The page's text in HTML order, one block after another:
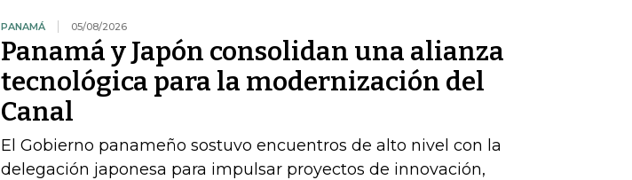
PANAMÁ 05/08/2026
Panamá y Japón consolidan una alianza
tecnológica para la modernización del
Canal
El Gobierno panameño sostuvo encuentros de alto nivel con la
delegación japonesa para impulsar proyectos de innovación,